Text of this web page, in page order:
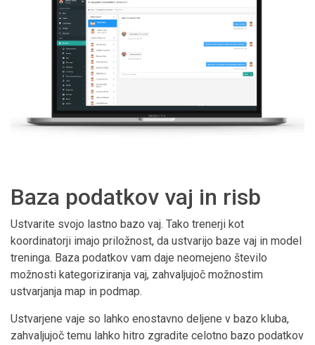
Baza podatkov vaj in risb
Ustvarite svojo lastno bazo vaj. Tako trenerji kot
koordinatorji imajo priložnost, da ustvarijo baze vaj in model
treninga. Baza podatkov vam daje neomejeno število
možnosti kategoriziranja vaj, zahvaljujoč možnostim
ustvarjanja map in podmap.
Ustvarjene vaje so lahko enostavno deljene v bazo kluba,
zahvaljujoč temu lahko hitro zgradite celotno bazo podatkov